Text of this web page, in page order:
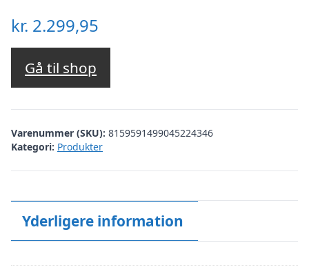
kr. 2.299,95
Gå til shop
Varenummer (SKU): 8159591499045224346
Kategori: Produkter
Yderligere information